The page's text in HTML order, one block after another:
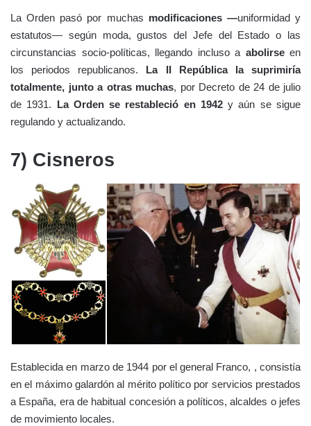
La Orden pasó por muchas modificaciones —uniformidad y
estatutos— según moda, gustos del Jefe del Estado o las
circunstancias socio-políticas, llegando incluso a abolirseen
los periodos republicanos. La II República la suprimiría
totalmente, junto a otras muchas, por Decreto de 24 de julio
de 1931. La Orden se restableció en 1942y aún se sigue
regulando y actualizando.
7) Cisneros
Establecida en marzo de 1944 por el general Franco, , consistía
en el máximo galardón al mérito político por servicios prestados
a España, era de habitual concesión a políticos, alcaldes o jefes
de movimiento locales.